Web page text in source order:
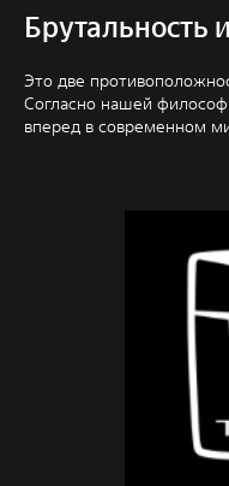
Брутальность
Это две
Согласно нашей
вперед в современном